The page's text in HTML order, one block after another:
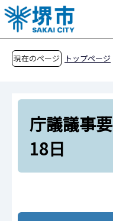
こ
の
ペ
現在のページ トップページ
庁議の議事
庁議議事要
庁議議事
18日